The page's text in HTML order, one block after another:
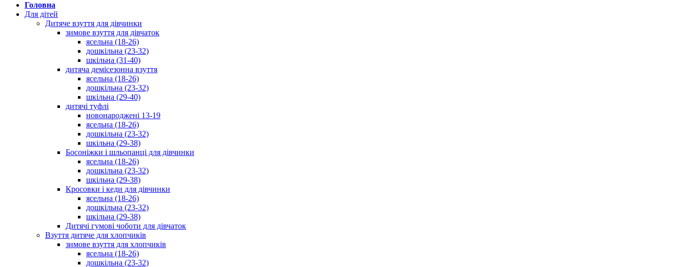
Головна
Для дітей
Дитяче взуття для дівчинки
зимове взуття для дівчаток
ясельна (18-26)
дошкільна (23-32)
шкільна (31-40)
дитяча демісезонна взуття
ясельна (18-26)
дошкільна (23-32)
шкільна (29-40)
дитячі туфлі
новонароджені 13-19
ясельна (18-26)
дошкільна (23-32)
шкільна (29-38)
Босоніжки і шльопанці для дівчинки
ясельна (18-26)
дошкільна (23-32)
шкільна (29-38)
Кросовки і кеди для дівчинки
ясельна (18-26)
дошкільна (23-32)
шкільна (29-38)
Дитячі гумові чоботи для дівчаток
Взуття дитяче для хлопчиків
зимове взуття для хлопчиків
ясельна (18-26)
дошкільна (23-32)